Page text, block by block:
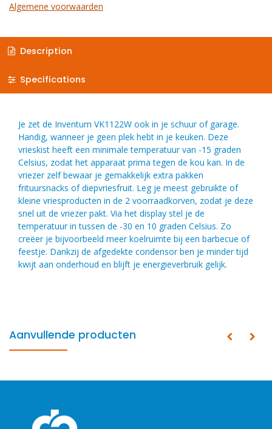
Algemene voorwaarden
Description
Specifications
Je zet de Inventum VK1122W ook in je schuur of garage.
Handig, wanneer je geen plek hebt in je keuken. Deze
vrieskist heeft een minimale temperatuur van -15 graden
Celsius, zodat het apparaat prima tegen de kou kan. In de
vriezer zelf bewaar je gemakkelijk extra pakken
frituursnacks of diepvriesfruit. Leg je meest gebruikte of
kleine vriesproducten in de 2 voorraadkorven, zodat je deze
snel uit de vriezer pakt. Via het display stel je de
temperatuur in tussen de -30 en 10 graden Celsius. Zo
creëer je bijvoorbeeld meer koelruimte bij een barbecue of
feestje. Dankzij de afgedekte condensor ben je minder tijd
kwijt aan onderhoud en blijft je energieverbruik gelijk.
Aanvullende producten